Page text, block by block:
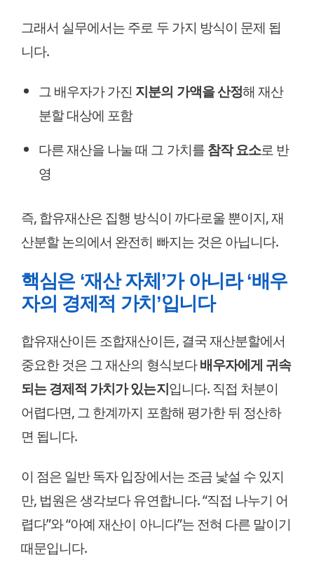
그래서 실무에서는 주로 두 가지 방식이 문제 됩
니다.
그 배우자가 가진 지분의 가액을 산정해 재산
분할 대상에 포함
다른 재산을 나눌 때 그 가치를참작 요소로 반
영
즉, 합유재산은 집행 방식이 까다로울 뿐이지, 재
산분할 논의에서 완전히 빠지는 것은 아닙니다.
핵심은 ‘재산 자체’가 아니라 ‘배우
자의 경제적 가치’입니다
합유재산이든 조합재산이든, 결국 재산분할에서
중요한 것은 그 재산의 형식보다배우자에게 귀속
되는 경제적 가치가 있는지입니다. 직접 처분이
어렵다면, 그 한계까지 포함해 평가한 뒤 정산하
면 됩니다.
이 점은 일반 독자 입장에서는 조금 낯설 수 있지
만, 법원은 생각보다 유연합니다. “직접 나누기 어
렵다”와 “아예 재산이 아니다”는 전혀 다른 말이기
때문입니다.